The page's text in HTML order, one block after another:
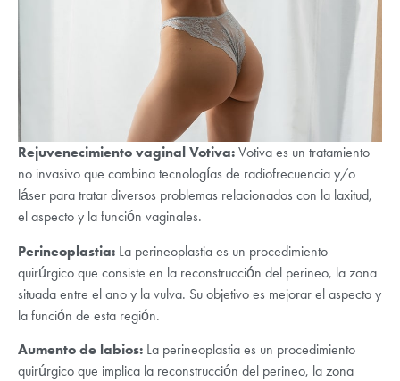
Rejuvenecimiento vaginal Votiva: Votiva es un tratamiento
no invasivo que combina tecnologías de radiofrecuencia y/o
láser para tratar diversos problemas relacionados con la laxitud,
el aspecto y la función vaginales.
Perineoplastia: La perineoplastia es un procedimiento
quirúrgico que consiste en la reconstrucción del perineo, la zona
situada entre el ano y la vulva. Su objetivo es mejorar el aspecto y
la función de esta región.
Aumento de labios: La perineoplastia es un procedimiento
quirúrgico que implica la reconstrucción del perineo, la zona